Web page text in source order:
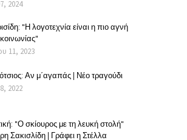
2024
"Η λογοτεχνία είναι η πιο αγνή
11, 2023
Αν μ΄αγαπάς | Νέο τραγούδι
2022
"Ο σκίουρος με τη λευκή στολή"
Σακισλίδη | Γράφει η Στέλλα